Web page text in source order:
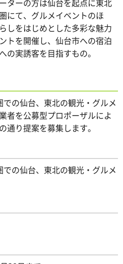
ターの方は仙台を起点に東北
にて、グルメイベントのほ
しをはじめとした多彩な魅力
トを開催し、仙台市への宿泊
の実誘客を目指すもの。
での仙台、東北の観光・グルメ
者を公募型プロポーザルによ
通り提案を募集します。
での仙台、東北の観光・グルメ